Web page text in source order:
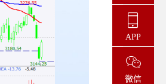
APP
微信